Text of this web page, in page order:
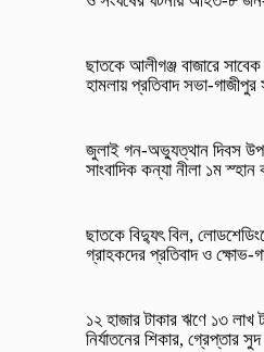
ছাতকে আলীগঞ্জ বাজারে
হামলায় প্রতিবাদ সভা-গাজীপুর
জুলাই গন-অভ্যুত্থান দিবস
সাংবাদিক কন্যা নীলা ১ম
ছাতকে বিদ্যুৎ বিল,
গ্রাহকদের প্রতিবাদ ও ক্ষোভ-
১২ হাজার টাকার ঋণে ১৩ লাখ
নির্যাতনের শিকার, গ্রেপ্তার